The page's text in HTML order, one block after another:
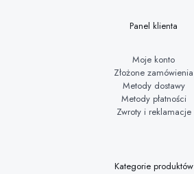
Panel klienta
Moje konto
Złożone zamówienia
Metody dostawy
Metody płatności
Zwroty i reklamacje
Kategorie produktów